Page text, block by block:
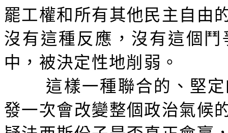
罷工權和所有其他民主自由
沒有這種反應，沒有這個
中，被決定性地削弱。
這樣一種聯合的、堅
發一次會改變整個政治氣候